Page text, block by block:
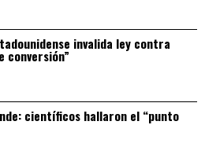
invalida ley contra
conversión”
científicos hallaron el “punto